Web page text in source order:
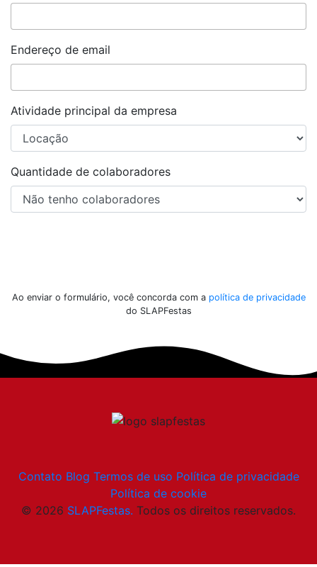
Endereço de email
Atividade principal da empresa
Quantidade de colaboradores
Ao enviar o formulário, você concorda com a política de privacidade
do SLAPFestas
Contato Blog Termos de uso Política de privacidade
Política de cookie
© 2026 SLAPFestas. Todos os direitos reservados.